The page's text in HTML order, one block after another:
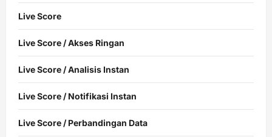
Live Score
Live Score / Akses Ringan
Live Score / Analisis Instan
Live Score / Notifikasi Instan
Live Score / Perbandingan Data